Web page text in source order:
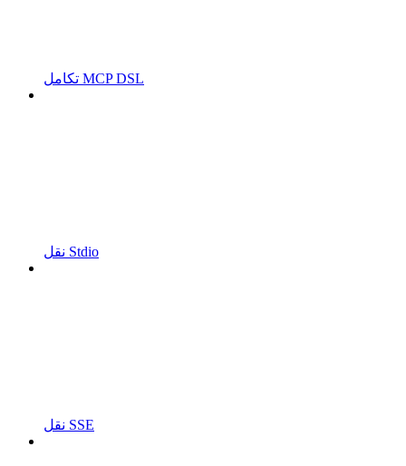
تكامل MCP DSL
نقل Stdio
نقل SSE